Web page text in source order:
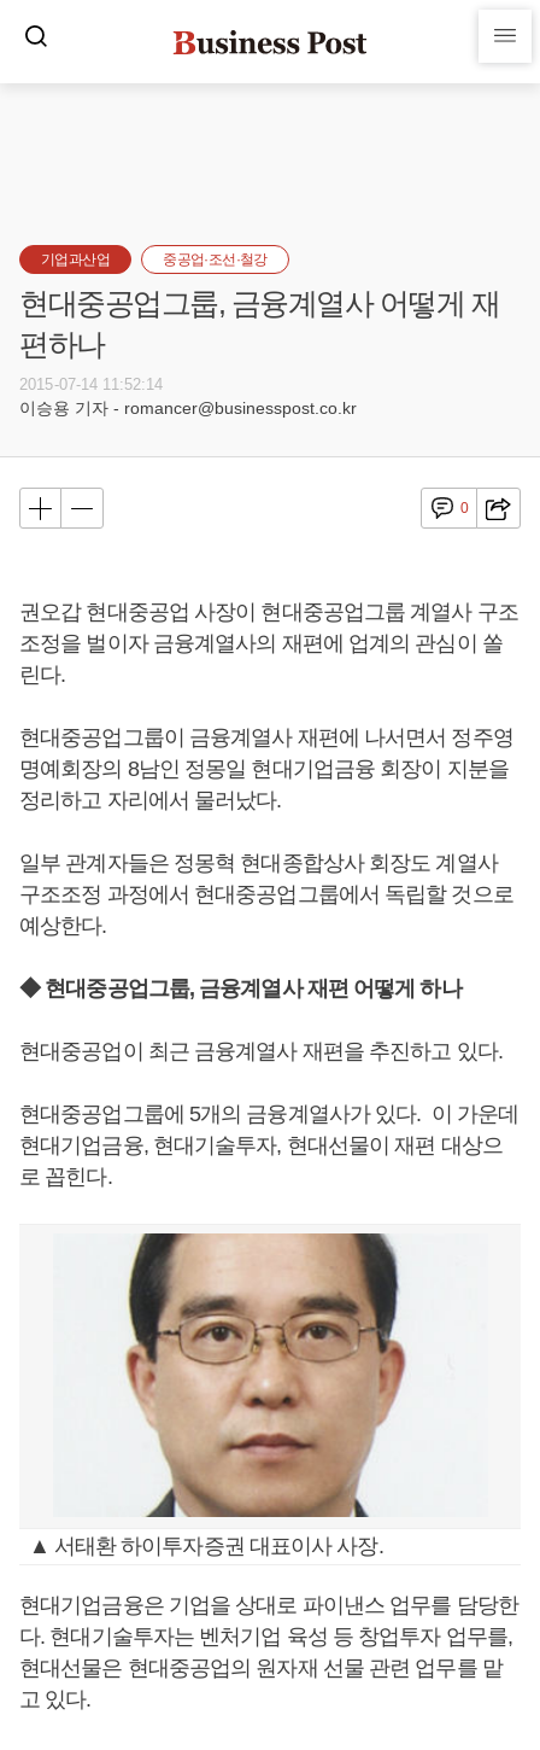
기업과산업 중공업·조선·철강
현대중공업그룹, 금융계열사 어떻게 재
편하나
2015-07-14 11:52:14
이승용 기자 - romancer@businesspost.co.kr
0
권오갑 현대중공업 사장이 현대중공업그룹 계열사 구조
조정을 벌이자 금융계열사의 재편에 업계의 관심이 쏠
린다.
현대중공업그룹이 금융계열사 재편에 나서면서 정주영
명예회장의 8남인 정몽일 현대기업금융 회장이 지분을
정리하고 자리에서 물러났다.
일부 관계자들은 정몽혁 현대종합상사 회장도 계열사
구조조정 과정에서 현대중공업그룹에서 독립할 것으로
예상한다.
◆ 현대중공업그룹, 금융계열사 재편 어떻게 하나
현대중공업이 최근 금융계열사 재편을 추진하고 있다.
현대중공업그룹에 5개의 금융계열사가 있다. 이 가운데
현대기업금융, 현대기술투자, 현대선물이 재편 대상으
로 꼽힌다.
▲ 서태환 하이투자증권 대표이사 사장.
현대기업금융은 기업을 상대로 파이낸스 업무를 담당한
다. 현대기술투자는 벤처기업 육성 등 창업투자 업무를,
현대선물은 현대중공업의 원자재 선물 관련 업무를 맡
고 있다.